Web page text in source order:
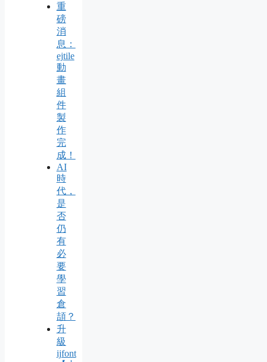
重
磅
消
息：
ejtile
動
畫
組
件
製
作
完
成！
AI
時
代，
是
否
仍
有
必
要
學
習
倉
頡？
升
級
ijfont